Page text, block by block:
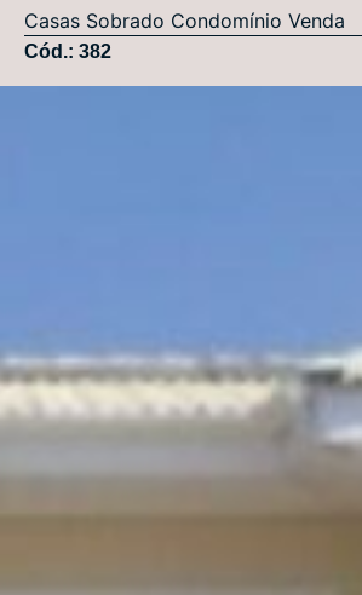
Casas Sobrado Condomínio Venda
Cód.: 382